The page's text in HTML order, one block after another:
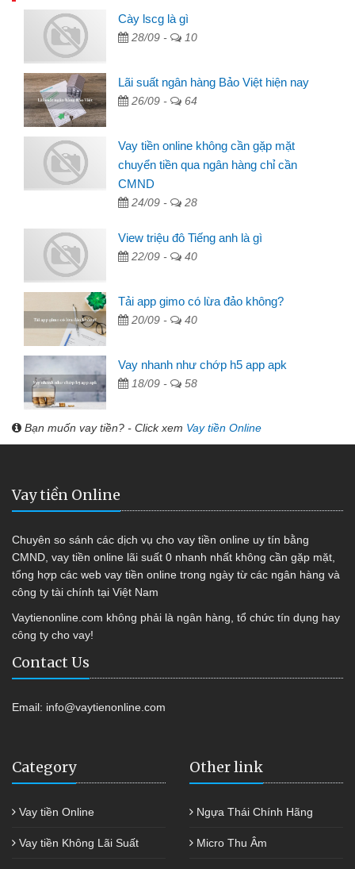
Cày lscg là gì
28/09 - 10
Lãi suất ngân hàng Bảo Việt hiện nay
26/09 - 64
Vay tiền online không cần gặp mặt
chuyển tiền qua ngân hàng chỉ cần
CMND
24/09 - 28
View triệu đô Tiếng anh là gì
22/09 - 40
Tải app gimo có lừa đảo không?
20/09 - 40
Vay nhanh như chớp h5 app apk
18/09 - 58
Bạn muốn vay tiền? - Click xem Vay tiền Online
Vay tiền Online
Chuyên so sánh các dịch vụ cho vay tiền online uy tín bằng
CMND, vay tiền online lãi suất 0 nhanh nhất không cần gặp mặt,
tổng hợp các web vay tiền online trong ngày từ các ngân hàng và
công ty tài chính tại Việt Nam
Vaytienonline.com không phải là ngân hàng, tổ chức tín dụng hay
công ty cho vay!
Contact Us
Email: info@vaytienonline.com
Category
Vay tiền Online
Vay tiền Không Lãi Suất
Other link
Ngựa Thái Chính Hãng
Micro Thu Âm